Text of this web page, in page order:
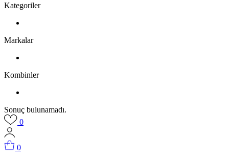
Kategoriler
Markalar
Kombinler
Sonuç bulunamadı.
0
0